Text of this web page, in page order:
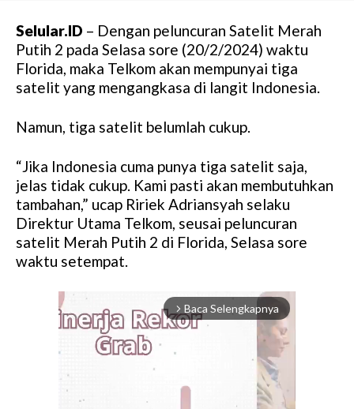
Selular.ID – Dengan peluncuran Satelit Merah
Putih 2 pada Selasa sore (20/2/2024) waktu
Florida, maka Telkom akan mempunyai tiga
satelit yang mengangkasa di langit Indonesia.
Namun, tiga satelit belumlah cukup.
“Jika Indonesia cuma punya tiga satelit saja,
jelas tidak cukup. Kami pasti akan membutuhkan
tambahan,” ucap Ririek Adriansyah selaku
Direktur Utama Telkom, seusai peluncuran
satelit Merah Putih 2 di Florida, Selasa sore
waktu setempat.
arrow_forward_ios Baca Selengkapnya